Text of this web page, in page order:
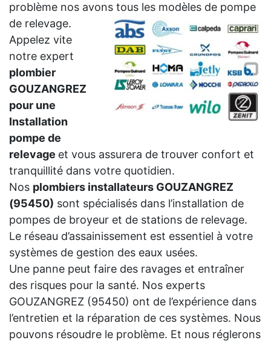
problème nos avons tous les modèles de pompe
de relevage.
Appelez vite
notre expert
plombier
GOUZANGREZ
pour une
Installation
pompe de
relevage et vous assurera de trouver confort et
tranquillité dans votre quotidien.
Nos plombiers installateurs GOUZANGREZ
(95450) sont spécialisés dans l’installation de
pompes de broyeur et de stations de relevage.
Le réseau d’assainissement est essentiel à votre
systèmes de gestion des eaux usées.
Une panne peut faire des ravages et entraîner
des risques pour la santé. Nos experts
GOUZANGREZ (95450) ont de l’expérience dans
l’entretien et la réparation de ces systèmes. Nous
pouvons résoudre le problème. Et nous réglerons